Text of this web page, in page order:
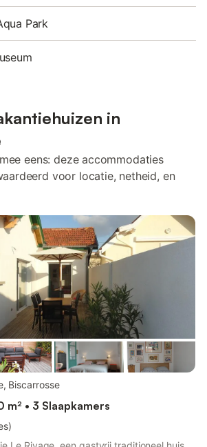
Park
in
eens: deze accommodaties
voor locatie, netheid, en
Biscarrosse
m² • 3 Slaapkamers
)